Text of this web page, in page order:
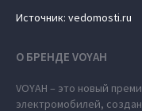
Источник: vedomosti.ru
О БРЕНДЕ VOYAH
VOYAH – это новый
электромобилей,